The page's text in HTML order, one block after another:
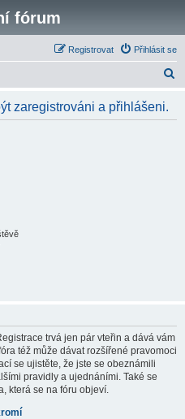
fórum
Přihlásit se
Registrovat
zaregistrováni a přihlášeni.
trvá jen pár vteřin a dává vám
též může dávat rozšířené pravomoci
se ujistěte, že jste se obeznámili
pravidly a ujednáními. Také se
která se na fóru objeví.